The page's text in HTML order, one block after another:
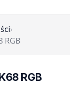
›
RGB
RGB